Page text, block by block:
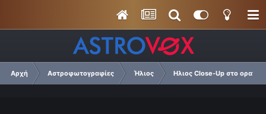
Αρχή Αστροφωτογραφίες Ήλιος Ηλιος Close-Up στο ορατό